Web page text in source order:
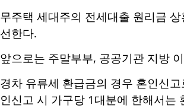
무주택 세대주의 전세대출 원리금
선한다.
앞으로는 주말부부, 공공기관 지방
경차 유류세 환급금의 경우 혼인신
인신고 시 가구당 1대분에 한해서는